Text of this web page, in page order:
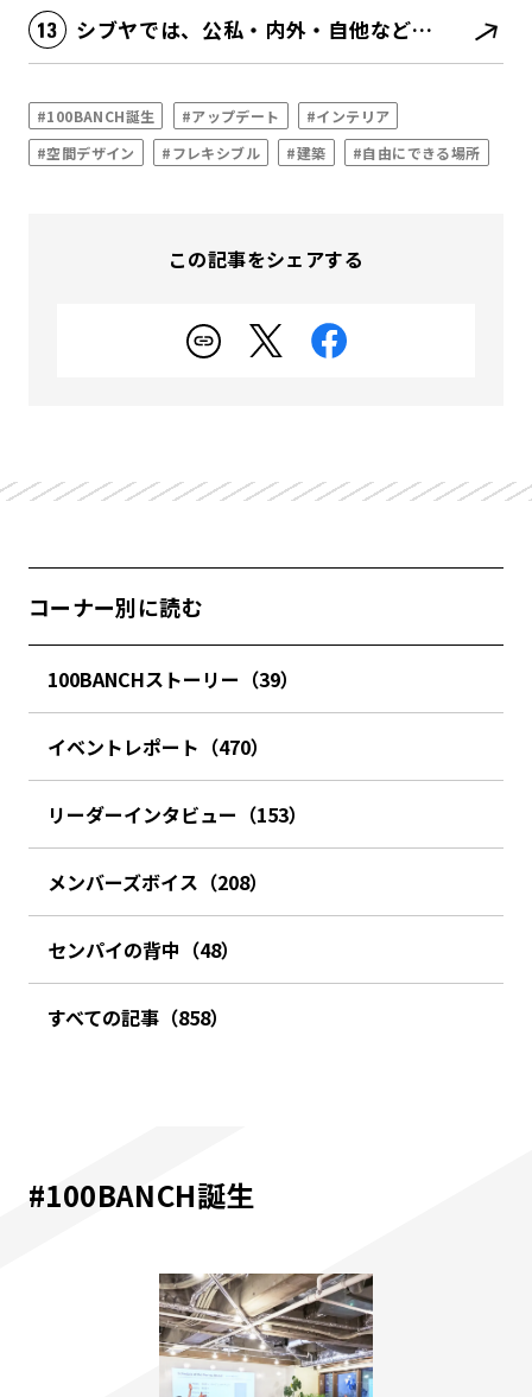
シブヤでは、公私・内外・自他などあらゆる境界が消滅する
#100BANCH誕生 #アップデート
#インテリア
#空間デザイン
#フレキシブル #建築 #自由にできる場所
この記事をシェアする
コーナー別に読む
100BANCHストーリー（39）
イベントレポート（470）
リーダーインタビュー（153）
メンバーズボイス（208）
センパイの背中（48）
すべての記事（858）
#100BANCH誕生